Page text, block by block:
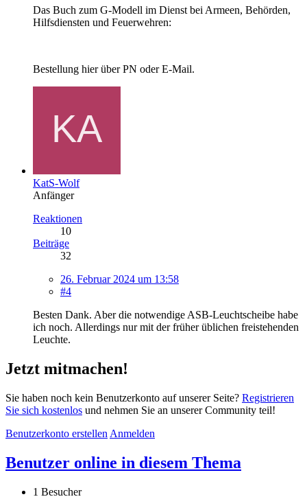
Das Buch zum G-Modell im Dienst bei Armeen, Behörden,
Hilfsdiensten und Feuerwehren:
Bestellung hier über PN oder E-Mail.
KatS-Wolf
Anfänger
Reaktionen
10
Beiträge
32
26. Februar 2024 um 13:58
#4
Besten Dank. Aber die notwendige ASB-Leuchtscheibe habe
ich noch. Allerdings nur mit der früher üblichen freistehenden
Leuchte.
Jetzt mitmachen!
Sie haben noch kein Benutzerkonto auf unserer Seite? Registrieren
Sie sich kostenlos und nehmen Sie an unserer Community teil!
Benutzerkonto erstellen Anmelden
Benutzer online in diesem Thema
1 Besucher